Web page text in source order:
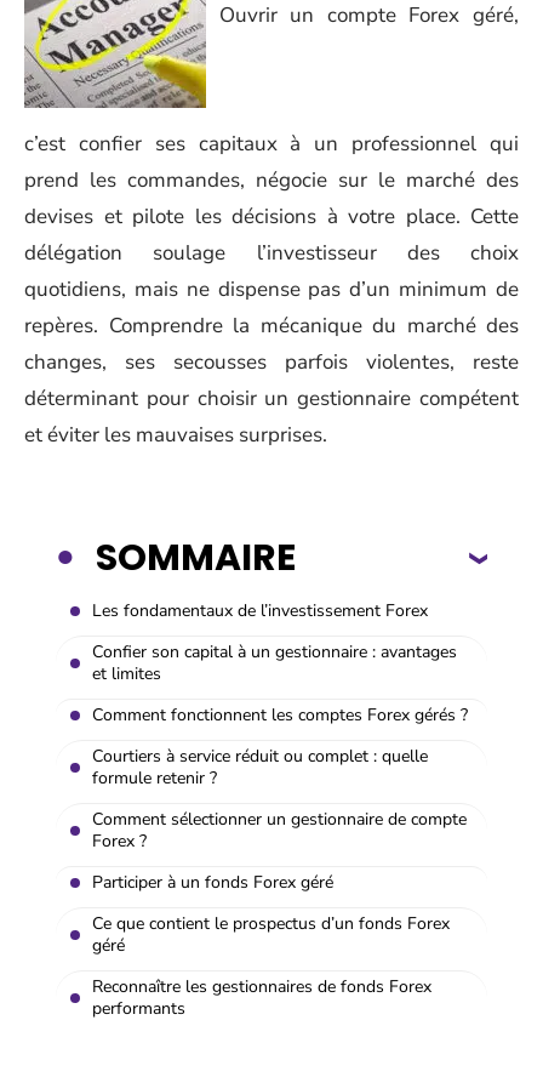
Ouvrir un compte Forex géré,
c’est confier ses capitaux à un professionnel qui
prend les commandes, négocie sur le marché des
devises et pilote les décisions à votre place. Cette
délégation soulage l’investisseur des choix
quotidiens, mais ne dispense pas d’un minimum de
repères. Comprendre la mécanique du marché des
changes, ses secousses parfois violentes, reste
déterminant pour choisir un gestionnaire compétent
et éviter les mauvaises surprises.
SOMMAIRE
Les fondamentaux de l’investissement Forex
Confier son capital à un gestionnaire : avantages
et limites
Comment fonctionnent les comptes Forex gérés ?
Courtiers à service réduit ou complet : quelle
formule retenir ?
Comment sélectionner un gestionnaire de compte
Forex ?
Participer à un fonds Forex géré
Ce que contient le prospectus d’un fonds Forex
géré
Reconnaître les gestionnaires de fonds Forex
performants